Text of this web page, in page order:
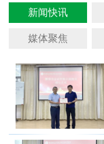
新闻快讯
媒体聚焦